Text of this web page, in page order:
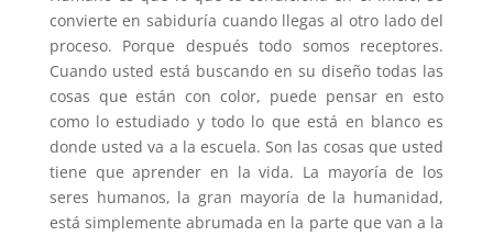
convierte en sabiduría cuando llegas al otro lado del
proceso. Porque después todo somos receptores.
Cuando usted está buscando en su diseño todas las
cosas que están con color, puede pensar en esto
como lo estudiado y todo lo que está en blanco es
donde usted va a la escuela. Son las cosas que usted
tiene que aprender en la vida. La mayoría de los
seres humanos, la gran mayoría de la humanidad,
está simplemente abrumada en la parte que van a la